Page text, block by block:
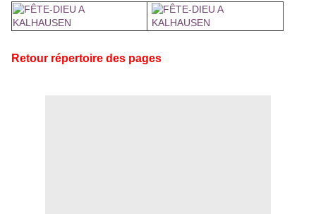
Retour répertoire des pages